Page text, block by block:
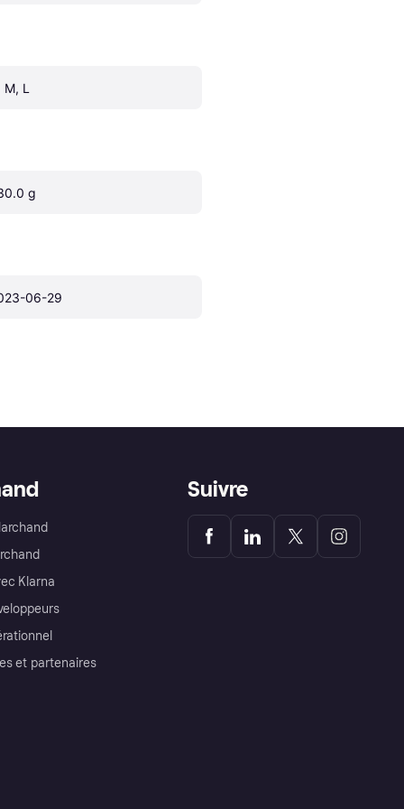
M, L
g
06-29
Klarna
et partenaires
Suivre